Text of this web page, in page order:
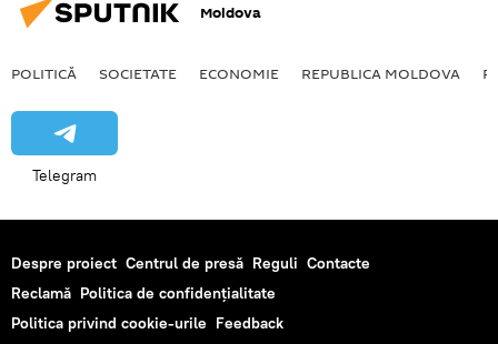
Moldova
POLITICĂ SOCIETATE ECONOMIE REPUBLICA MOLDOVA
Telegram
Despre proiect Centrul de presă Reguli Contacte
Reclamă Politica de confidențialitate
Politica privind cookie-urile Feedback